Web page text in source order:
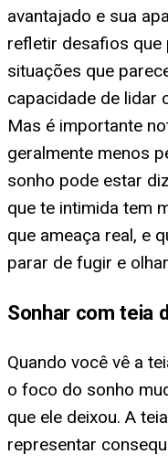
avantajado e sua
refletir desafios
situações que
capacidade de lidar
Mas é importante
geralmente menos
sonho pode estar
que te intimida tem
que ameaça real, e
parar de fugir e
Sonhar com teia
Quando você vê a
o foco do sonho
que ele deixou. A
representar